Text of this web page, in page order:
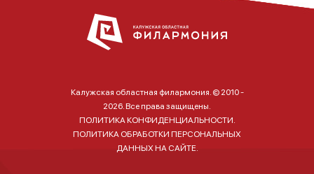
Калужская областная филармония. © 2010 -
2026. Все права защищены.
ПОЛИТИКА КОНФИДЕНЦИАЛЬНОСТИ.
ПОЛИТИКА ОБРАБОТКИ ПЕРСОНАЛЬНЫХ
ДАННЫХ НА САЙТЕ.